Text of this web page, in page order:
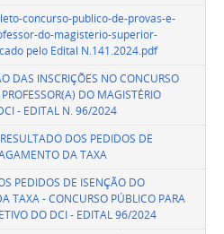
concurso-publico-de-provas-e-
do-magisterio-superior-
pelo Edital N.141.2024.pdf
DAS INSCRIÇÕES NO CONCURSO
DO MAGISTÉRIO
- EDITAL N. 96/2024
DOS PEDIDOS DE
DA TAXA
PEDIDOS DE ISENÇÃO DO
TAXA - CONCURSO PÚBLICO PARA
DO DCI - EDITAL 96/2024